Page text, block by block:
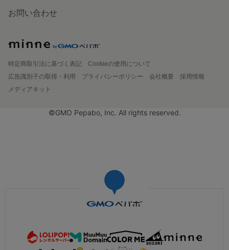
お問い合わせ
特定商取引法に基づく表記
Cookieの使用について
広告識別子の取得・利用
プライバシーポリシー 会社概要
採用情報
メディアキット
©GMO Pepabo, Inc. All rights reserved.